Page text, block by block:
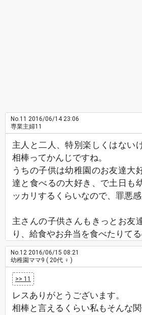
No.11 2016/06/14 23:06
専業主婦11
主人と二人、特別楽しくはない
相棒ってかんじですね。
うちの子供は幼稚園のお友達大
達と食べるの大好き、で土日も
ッカリするくらいなので、罪悪感
主さんの子供さんもきっとお友
り、給食やお弁当を食べたりて
No.12 2016/06/15 08:21
幼稚園ママ9 ( 20代 ♀ )
>> 11
レスありがとうございます。
相棒と言えるくらい私もそんな